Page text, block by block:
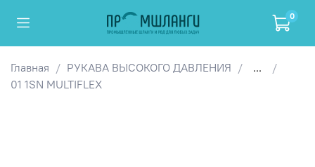
0
Главная РУКАВА ВЫСОКОГО ДАВЛЕНИЯ
...
01 1SN MULTIFLEX